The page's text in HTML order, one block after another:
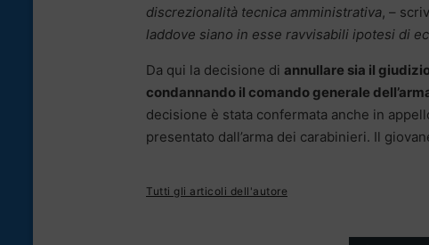
discrezionalità tecnica amministrativa, –
laddove siano in esse ravvisabili ipotesi di
Da qui la decisione di annullare sia il
condannando il comando generale
decisione è stata confermata anche in
presentato dall’arma dei carabinieri. Il
Tutti gli articoli dell'autore